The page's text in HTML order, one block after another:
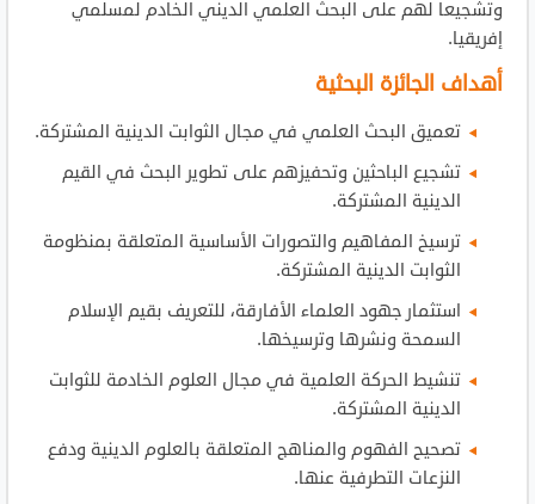
وتشجيعا لهم على البحث العلمي الديني الخادم لمسلمي
إفريقيا.
أهداف الجائزة البحثية
تعميق البحث العلمي في مجال الثوابت الدينية المشتركة.
تشجيع الباحثين وتحفيزهم على تطوير البحث في القيم
الدينية المشتركة.
ترسيخ المفاهيم والتصورات الأساسية المتعلقة بمنظومة
الثوابت الدينية المشتركة.
استثمار جهود العلماء الأفارقة، للتعريف بقيم الإسلام
السمحة ونشرها وترسيخها.
تنشيط الحركة العلمية في مجال العلوم الخادمة للثوابت
الدينية المشتركة.
تصحيح الفهوم والمناهج المتعلقة بالعلوم الدينية ودفع
النزعات التطرفية عنها.